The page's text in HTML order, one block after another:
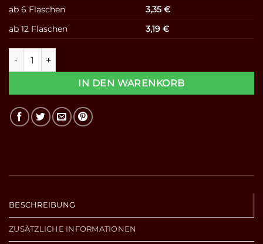
ab 6 Flaschen
3,35€
ab 12 Flaschen
3,19€
100% BIO Zitronensaft – Direktsaft 0,2l Menge
IN DEN WARENKORB
BESCHREIBUNG
ZUSÄTZLICHE INFORMATIONEN